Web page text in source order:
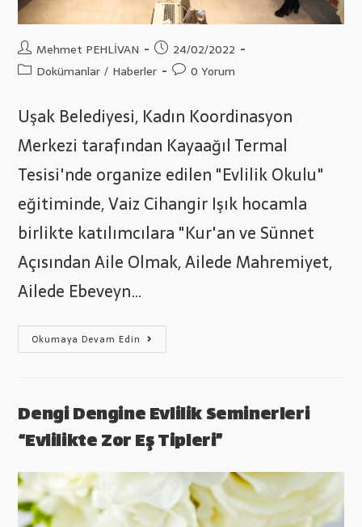
Post
author:
Mehmet PEHLİVAN
Post
published:
24/02/2022
PostDokümanlar / Haberler
Post0 Yorum
Uşak Belediyesi, Kadın Koordinasyon
Merkezi tarafından Kayaağıl Termal
Tesisi'nde organize edilen "Evlilik Okulu"
eğitiminde, Vaiz Cihangir Işık hocamla
birlikte katılımcılara "Kur'an ve Sünnet
Açısından Aile Olmak, Ailede Mahremiyet,
Ailede Ebeveyn…
Okumaya Devam Edin Evlilik
Okulu
Dengi Dengine Evlilik Seminerleri
“Evlilikte Zor Eş Tipleri”